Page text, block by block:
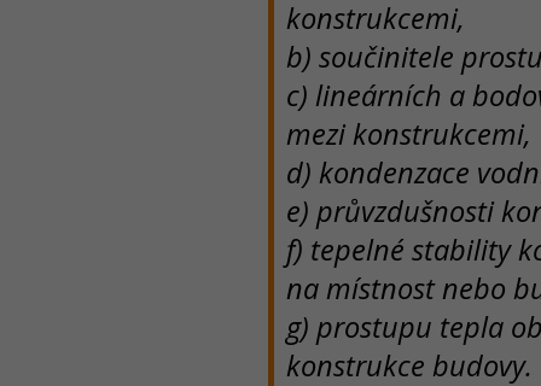
konstrukcemi,
b) součinitele
c) lineárních a
mezi konstrukcemi,
d) kondenzace
e) průvzdušnosti
f) tepelné stability
na místnost nebo
g) prostupu tepla
konstrukce budovy.